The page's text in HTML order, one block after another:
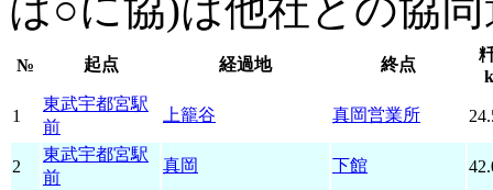
№ 起点 経過地 終点
1
東武宇都宮駅
前
上籠谷 真岡営業所
2
東武宇都宮駅
前
真岡 下館